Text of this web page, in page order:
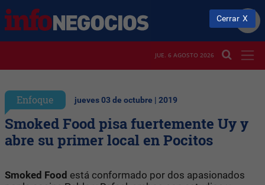
JUE. 6 AGOSTO 2026
Enfoque jueves 03 de octubre | 2019
Smoked Food pisa fuertemente Uy y
abre su primer local en Pocitos
Smoked Food está conformado por dos apasionados
Cerrar